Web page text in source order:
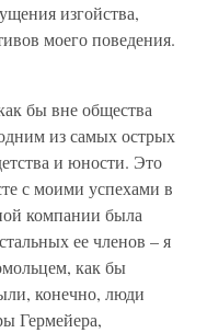
изгойства,
моего поведения.
бы вне общества
из самых острых
и юности. Это
с моими успехами в
компании была
ее членов – я
как бы
конечно, люди
Гермейера,